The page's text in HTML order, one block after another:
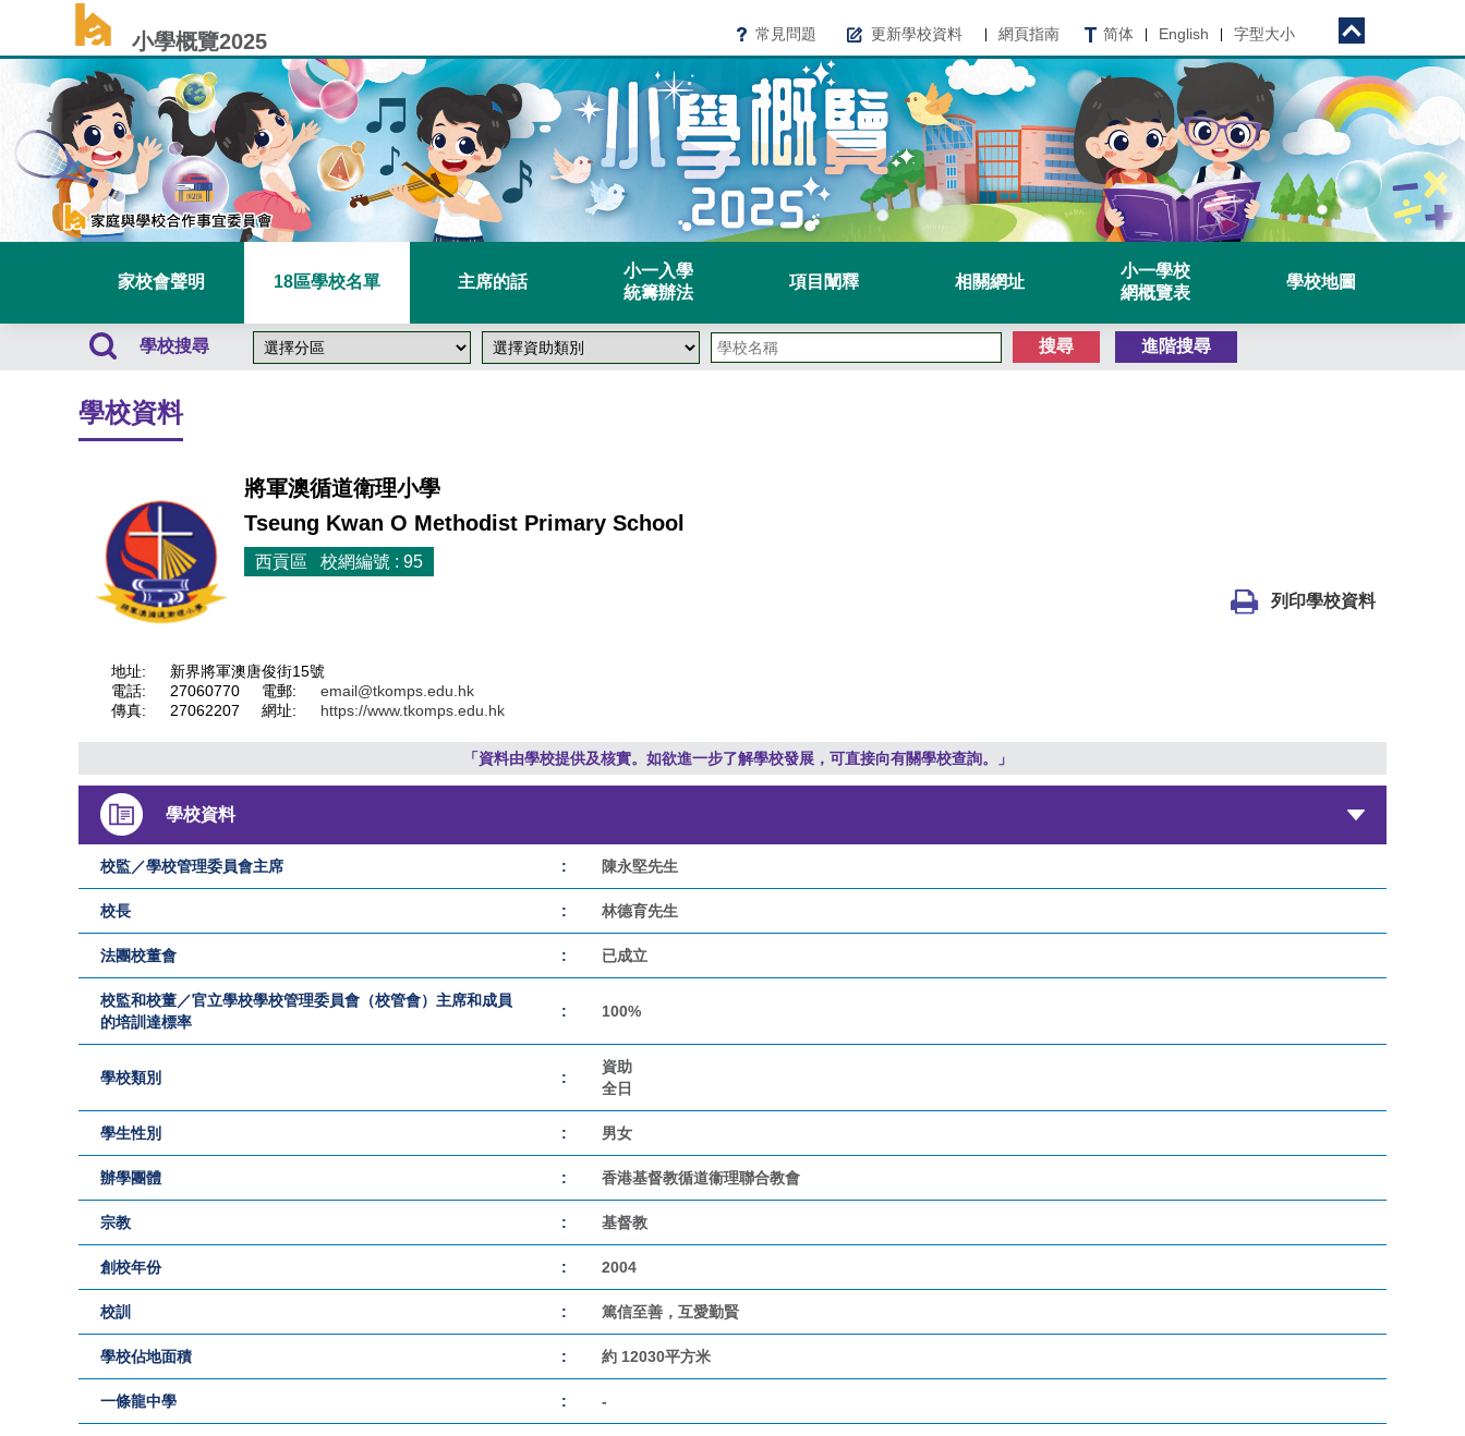
小學概覽2025 字型大小
English
简体
網頁指南
更新學校資料
常見問題
家校會聲明 18區學校名單 主席的話
小一入學
統籌辦法
項目闡釋 相關網址
小一學校
網概覽表
學校地圖
學校搜尋
學校資料
將軍澳循道衛理小學
Tseung Kwan O Methodist Primary School
西貢區 校網編號 : 95
列印學校資料
地址:
新界將軍澳唐俊街15號
電話:
27060770 電郵:
email@tkomps.edu.hk
傳真:
27062207 網址: https://www.tkomps.edu.hk
「資料由學校提供及核實。如欲進一步了解學校發展，可直接向有關學校查詢。」
學校資料
校監／學校管理委員會主席 : 陳永堅先生
校長 : 林德育先生
法團校董會 : 已成立
校監和校董／官立學校學校管理委員會（校管會）主席和成員
的培訓達標率
: 100%
學校類別 :
資助
全日
學生性別 : 男女
辦學團體 : 香港基督教循道衞理聯合教會
宗教 : 基督教
創校年份 : 2004
校訓 : 篤信至善，互愛勤賢
學校佔地面積 : 約 12030平方米
一條龍中學 : -